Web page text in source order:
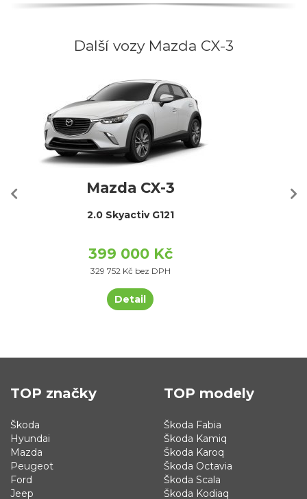
Další vozy Mazda CX-3
Mazda CX-3
2.0 Skyactiv G121
399 000 Kč
329 752 Kč bez DPH
Detail
TOP značky
Škoda
Hyundai
Mazda
Peugeot
Ford
Jeep
TOP modely
Škoda Fabia
Škoda Kamiq
Škoda Karoq
Škoda Octavia
Škoda Scala
Škoda Kodiaq